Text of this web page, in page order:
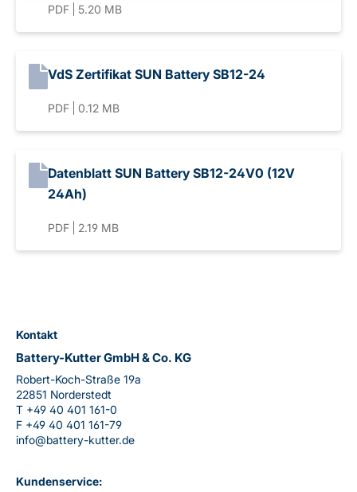
PDF 5.20 MB
VdS Zertifikat SUN Battery SB12-24
PDF 0.12 MB
Datenblatt SUN Battery SB12-24V0 (12V
24Ah)
PDF 2.19 MB
Kontakt
Battery-Kutter GmbH & Co. KG
Robert-Koch-Straße 19a
22851 Norderstedt
T +49 40 401 161-0
F +49 40 401 161-79
info@battery-kutter.de
Kundenservice: